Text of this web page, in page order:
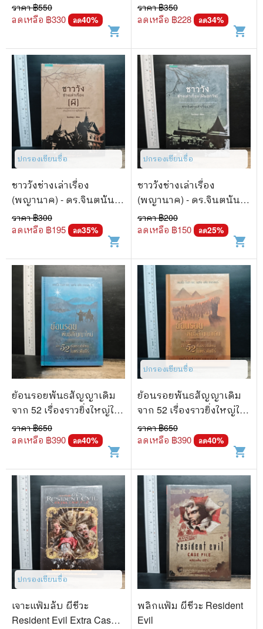
ราคา ฿550
ลดเหลือ ฿330 ลด40%
shopping_cart
ราคา ฿350
ลดเหลือ ฿228 ลด34%
shopping_cart
ปกรองเขียนชื่อ
ชาววังช่างเล่าเรื่อง
(พญานาค) - ดร.จินตนันท์
ชญาร์ ศุภมิตร (จินต์ชญา)
ราคา ฿300
ลดเหลือ ฿195 ลด35%
shopping_cart
ปกรองเขียนชื่อ
ชาววังช่างเล่าเรื่อง
(พญานาค) - ดร.จินตนันท์
ชญาร์ ศุภมิตร (จินต์ชญา)
ราคา ฿200
ลดเหลือ ฿150 ลด25%
shopping_cart
ย้อนรอยพันธสัญญาเดิม
จาก 52 เรื่องราวยิ่งใหญ่ใน
พระคัมภีร์ - เคนเน็ธ โบอา
ราคา ฿650
ลดเหลือ ฿390 ลด40%
shopping_cart
ปกรองเขียนชื่อ
ย้อนรอยพันธสัญญาเดิม
จาก 52 เรื่องราวยิ่งใหญ่ใน
พระคัมภีร์ - เคนเน็ธ โบอา
ราคา ฿650
ลดเหลือ ฿390 ลด40%
shopping_cart
ปกรองเขียนชื่อ
เจาะแฟ้มลับ ผีชีวะ
Resident Evil Extra Case
พลิกแฟ้ม ผีชีวะ Resident
Evil